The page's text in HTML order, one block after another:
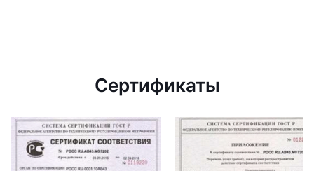
Сертификаты